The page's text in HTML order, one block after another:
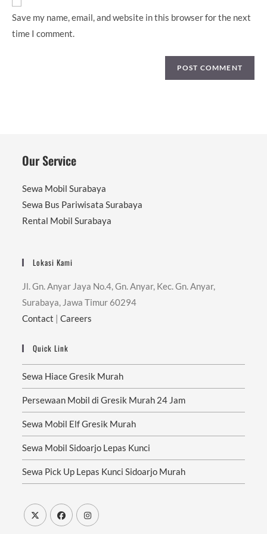
Save my name, email, and website in this browser for the next
time I comment.
Our Service
Sewa Mobil Surabaya
Sewa Bus Pariwisata Surabaya
Rental Mobil Surabaya
Lokasi Kami
Jl. Gn. Anyar Jaya No.4, Gn. Anyar, Kec. Gn. Anyar,
Surabaya, Jawa Timur 60294
Contact |Careers
Quick Link
Sewa Hiace Gresik Murah
Persewaan Mobil di Gresik Murah 24 Jam
Sewa Mobil Elf Gresik Murah
Sewa Mobil Sidoarjo Lepas Kunci
Sewa Pick Up Lepas Kunci Sidoarjo Murah